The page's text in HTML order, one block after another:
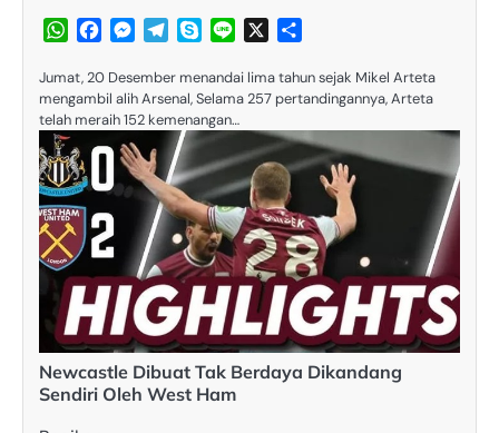
WhatsApp
FacebookMessenger
TelegramSkypeLine
Jumat, 20 Desember menandai lima tahun sejak Mikel Arteta
mengambil alih Arsenal, Selama 257 pertandingannya, Arteta
telah meraih 152 kemenangan…
Newcastle Dibuat Tak Berdaya Dikandang
Sendiri Oleh West Ham